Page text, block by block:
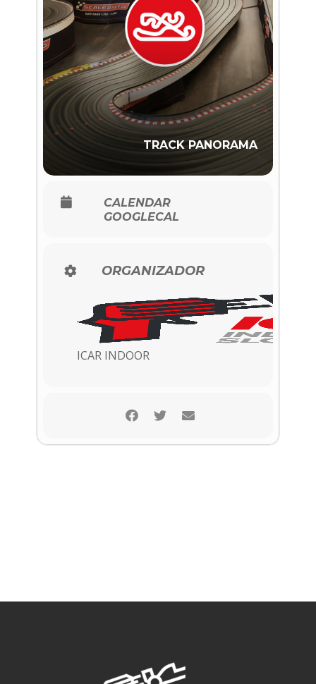
TRACK PANORAMA
CALENDAR
GOOGLECAL
ORGANIZADOR
ICAR INDOOR